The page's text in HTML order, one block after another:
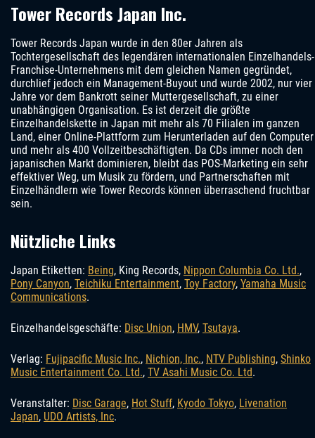
Tower Records Japan Inc.
Tower Records Japan wurde in den 80er Jahren als
Tochtergesellschaft des legendären internationalen Einzelhandels-
Franchise-Unternehmens mit dem gleichen Namen gegründet,
durchlief jedoch ein Management-Buyout und wurde 2002, nur vier
Jahre vor dem Bankrott seiner Muttergesellschaft, zu einer
unabhängigen Organisation. Es ist derzeit die größte
Einzelhandelskette in Japan mit mehr als 70 Filialen im ganzen
Land, einer Online-Plattform zum Herunterladen auf den Computer
und mehr als 400 Vollzeitbeschäftigten. Da CDs immer noch den
japanischen Markt dominieren, bleibt das POS-Marketing ein sehr
effektiver Weg, um Musik zu fördern, und Partnerschaften mit
Einzelhändlern wie Tower Records können überraschend fruchtbar
sein.
Nützliche Links
Japan Etiketten: Being, King Records, Nippon Columbia Co. Ltd.,
Pony Canyon, Teichiku Entertainment, Toy Factory, Yamaha Music
Communications.
Einzelhandelsgeschäfte: Disc Union, HMV, Tsutaya.
Verlag: Fujipacific Music Inc., Nichion, Inc., NTV Publishing, Shinko
Music Entertainment Co. Ltd., TV Asahi Music Co. Ltd.
Veranstalter: Disc Garage, Hot Stuff, Kyodo Tokyo, Livenation
Japan, UDO Artists, Inc.